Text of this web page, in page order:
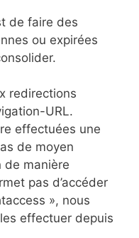
de faire des
ou expirées
redirections
URL.
effectuées une
de moyen
de manière
pas d’accéder
», nous
effectuer depuis